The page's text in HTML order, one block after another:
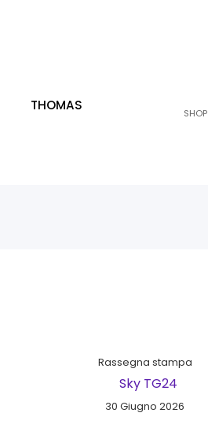
THOMAS SHOP
Rassegna stampa
Sky TG24
30 Giugno 2026